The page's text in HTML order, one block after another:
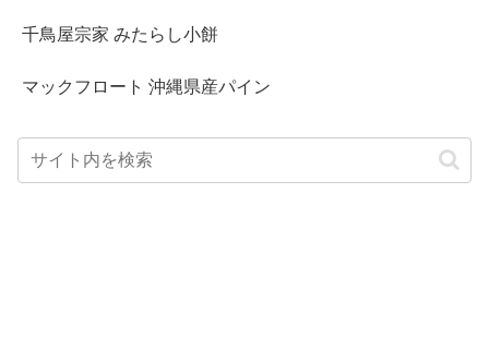
千鳥屋宗家 みたらし小餅
マックフロート 沖縄県産パイン